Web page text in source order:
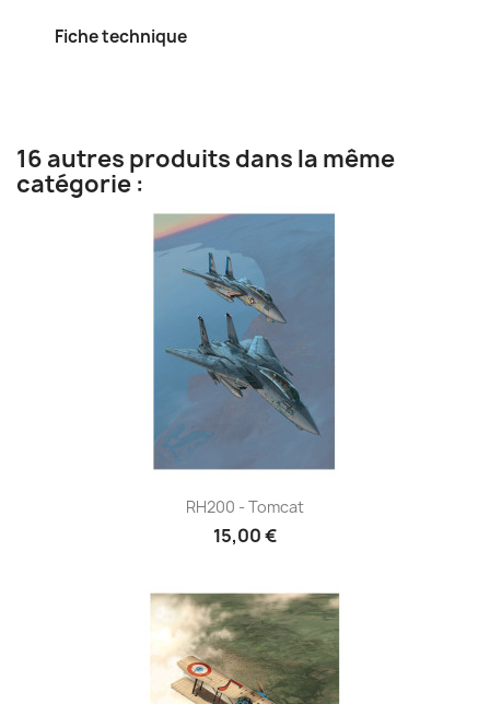
Fiche technique
16 autres produits dans la même
catégorie :
RH200 - Tomcat
15,00 €